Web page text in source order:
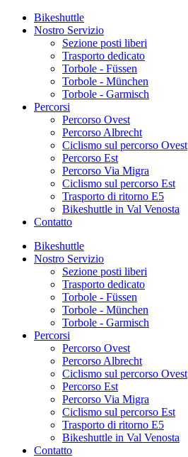
Bikeshuttle
Nostro Servizio
Sezione posti liberi
Trasporto dedicato
Torbole - Füssen
Torbole - München
Torbole - Garmisch
Percorsi
Percorso Ovest
Percorso Albrecht
Ciclismo sul percorso Ovest
Percorso Est
Percorso Via Migra
Ciclismo sul percorso Est
Trasporto di ritorno E5
Bikeshuttle in Val Venosta
Contatto
Bikeshuttle
Nostro Servizio
Sezione posti liberi
Trasporto dedicato
Torbole - Füssen
Torbole - München
Torbole - Garmisch
Percorsi
Percorso Ovest
Percorso Albrecht
Ciclismo sul percorso Ovest
Percorso Est
Percorso Via Migra
Ciclismo sul percorso Est
Trasporto di ritorno E5
Bikeshuttle in Val Venosta
Contatto